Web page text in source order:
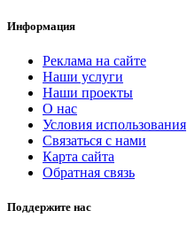
Информация
Реклама на сайте
Наши услуги
Наши проекты
О нас
Условия использования
Связаться с нами
Карта сайта
Обратная связь
Поддержите нас